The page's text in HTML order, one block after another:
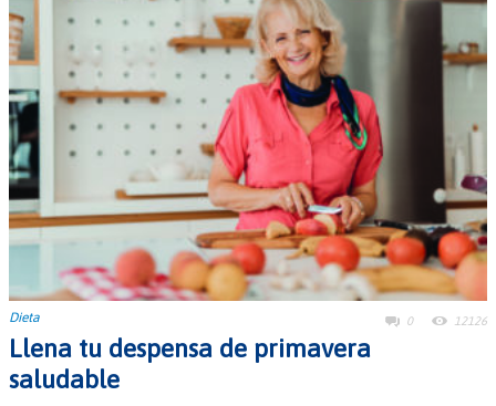
Dieta 0 12126
Llena tu despensa de primavera
saludable